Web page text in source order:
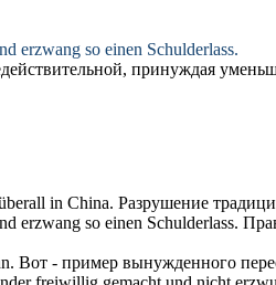
erzwang so einen Schulderlass.
принуждая
in China. Разрушение
erzwang so einen Schulderlass.
Вот - пример вынужденного